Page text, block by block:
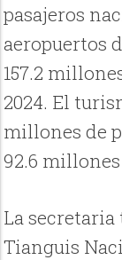
pasajeros
aeropuertos
157.2
2024. El
millones de
92.6
La
Tianguis